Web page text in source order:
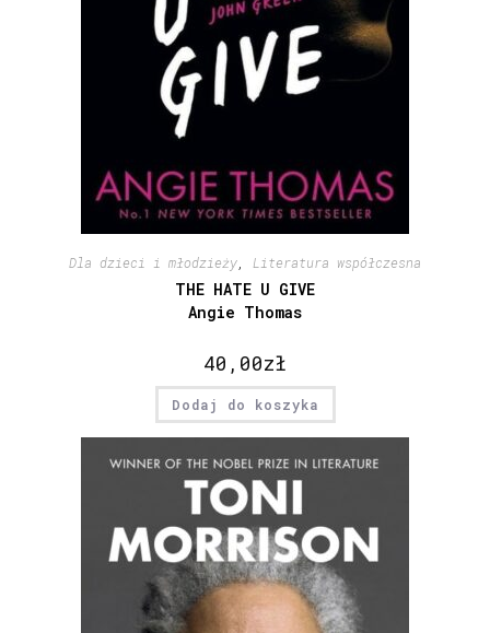
Dla dzieci i młodzieży, Literatura współczesna
THE HATE U GIVE
Angie Thomas
40,00zł
Dodaj do koszyka